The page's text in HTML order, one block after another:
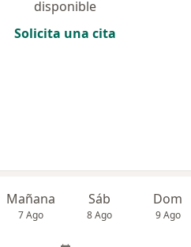
disponible
Solicita una cita
Mañana
7 Ago
Sáb
8 Ago
Dom
9 Ago